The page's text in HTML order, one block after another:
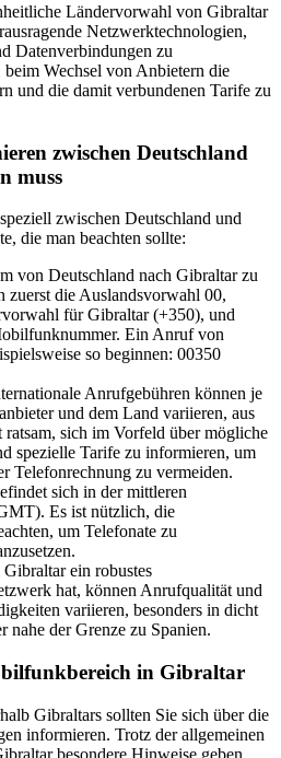
Ländervorwahl von Gibraltar
Netzwerktechnologien,
Datenverbindungen zu
Wechsel von Anbietern die
und die damit verbundenen Tarife zu
zwischen Deutschland
muss
zwischen Deutschland und
die man beachten sollte:
von Deutschland nach Gibraltar zu
zuerst die Auslandsvorwahl 00,
für Gibraltar (+350), und
Ein Anruf von
so beginnen: 00350
Anrufgebühren können je
und dem Land variieren, aus
ratsam, sich im Vorfeld über mögliche
spezielle Tarife zu informieren, um
Telefonrechnung zu vermeiden.
sich in der mittleren
Es ist nützlich, die
um Telefonate zu
ein robustes
hat, können Anrufqualität und
variieren, besonders in dicht
nahe der Grenze zu Spanien.
in Gibraltar
Gibraltars sollten Sie sich über die
informieren. Trotz der allgemeinen
besondere Hinweise geben,